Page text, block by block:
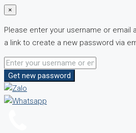
×
Please enter your username or email
a link to create a new password via
Get new password